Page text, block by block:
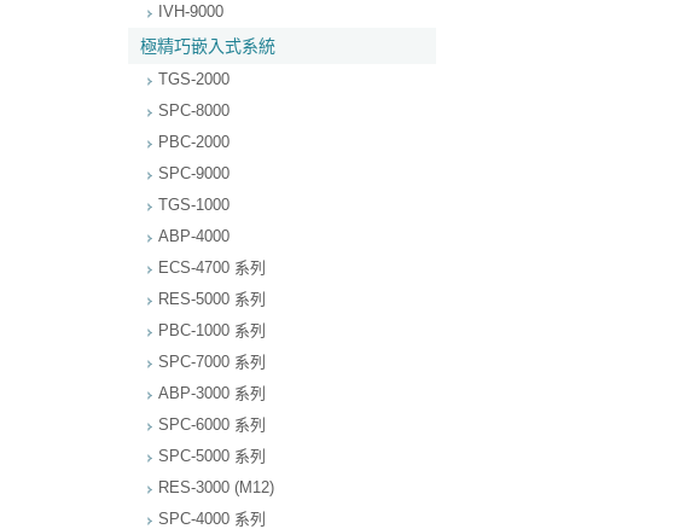
IVH-9000
極精巧嵌入式系統
TGS-2000
SPC-8000
PBC-2000
SPC-9000
TGS-1000
ABP-4000
ECS-4700 系列
RES-5000 系列
PBC-1000 系列
SPC-7000 系列
ABP-3000 系列
SPC-6000 系列
SPC-5000 系列
RES-3000 (M12)
SPC-4000 系列